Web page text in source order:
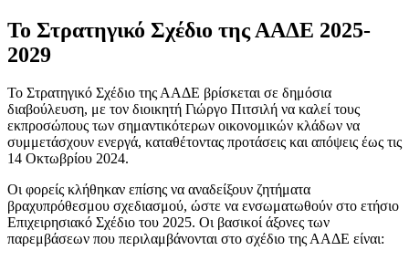
Το Στρατηγικό Σχέδιο της ΑΑΔΕ 2025-
2029
Το Στρατηγικό Σχέδιο της ΑΑΔΕ βρίσκεται σε δημόσια
διαβούλευση, με τον διοικητή Γιώργο Πιτσιλή να καλεί τους
εκπροσώπους των σημαντικότερων οικονομικών κλάδων να
συμμετάσχουν ενεργά, καταθέτοντας προτάσεις και απόψεις έως τις
14 Οκτωβρίου 2024.
Οι φορείς κλήθηκαν επίσης να αναδείξουν ζητήματα
βραχυπρόθεσμου σχεδιασμού, ώστε να ενσωματωθούν στο ετήσιο
Επιχειρησιακό Σχέδιο του 2025. Οι βασικοί άξονες των
παρεμβάσεων που περιλαμβάνονται στο σχέδιο της ΑΑΔΕ είναι: